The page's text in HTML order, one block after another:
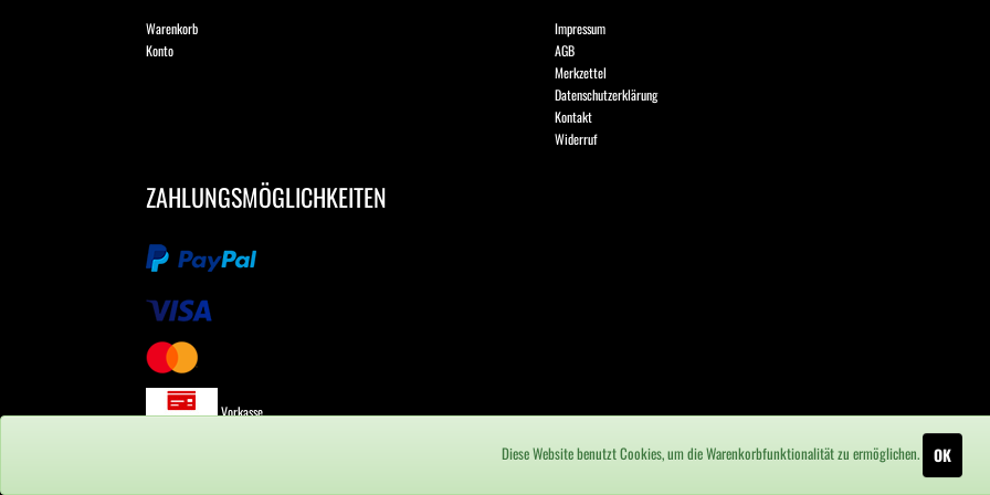
Warenkorb
Konto
Impressum
AGB
Merkzettel
Datenschutzerklärung
Kontakt
Widerruf
ZAHLUNGSMÖGLICHKEITEN
Vorkasse
Diese Website benutzt Cookies, um die Warenkorbfunktionalität zu ermöglichen. OK